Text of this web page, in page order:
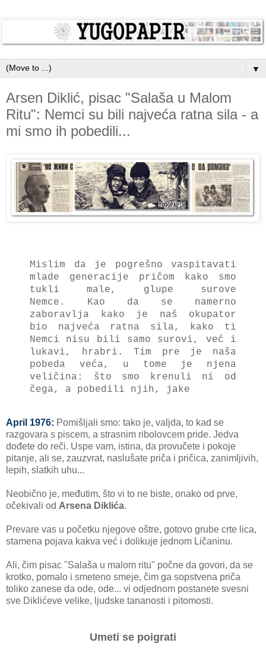
▼
Arsen Diklić, pisac "Salaša u Malom
Ritu": Nemci su bili najveća ratna sila - a
mi smo ih pobedili...
Mislim da je pogrešno vaspitavati
mlade generacije pričom kako smo
tukli male, glupe surove
Nemce. Kao da se namerno
zaboravlja kako je naš okupator
bio najveća ratna sila, kako ti
Nemci nisu bili samo surovi, već i
lukavi, hrabri. Tim pre je naša
pobeda veća, u tome je njena
veličina: što smo krenuli ni od
čega, a pobedili njih, jake
April 1976: Pomišljali smo: tako je, valjda, to kad se
razgovara s piscem, a strasnim ribolovcem pride. Jedva
dođete do reči. Uspe vam, istina, da provučete i pokoje
pitanje, ali se, zauzvrat, naslušate priča i pričica, zanimljivih,
lepih, slatkih uhu...
Neobično je, međutim, što vi to ne biste, onako od prve,
očekivali od Arsena Diklića.
Prevare vas u početku njegove oštre, gotovo grube crte lica,
stamena pojava kakva već i dolikuje jednom Ličaninu.
Ali, čim pisac "Salaša u malom ritu" počne da govori, da se
krotko, pomalo i smeteno smeje, čim ga sopstvena priča
toliko zanese da ode, ode... vi odjednom postanete svesni
sve Diklićeve velike, ljudske tananosti i pitomosti.
Umeti se poigrati